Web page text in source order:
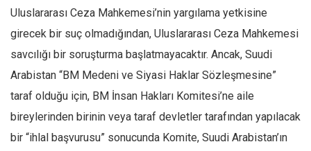
Uluslararası Ceza Mahkemesi’nin yargılama yetkisine
girecek bir suç olmadığından, Uluslararası Ceza Mahkemesi
savcılığı bir soruşturma başlatmayacaktır. Ancak, Suudi
Arabistan “BM Medeni ve Siyasi Haklar Sözleşmesine”
taraf olduğu için, BM İnsan Hakları Komitesi’ne aile
bireylerinden birinin veya taraf devletler tarafından yapılacak
bir “ihlal başvurusu” sonucunda Komite, Suudi Arabistan’ın